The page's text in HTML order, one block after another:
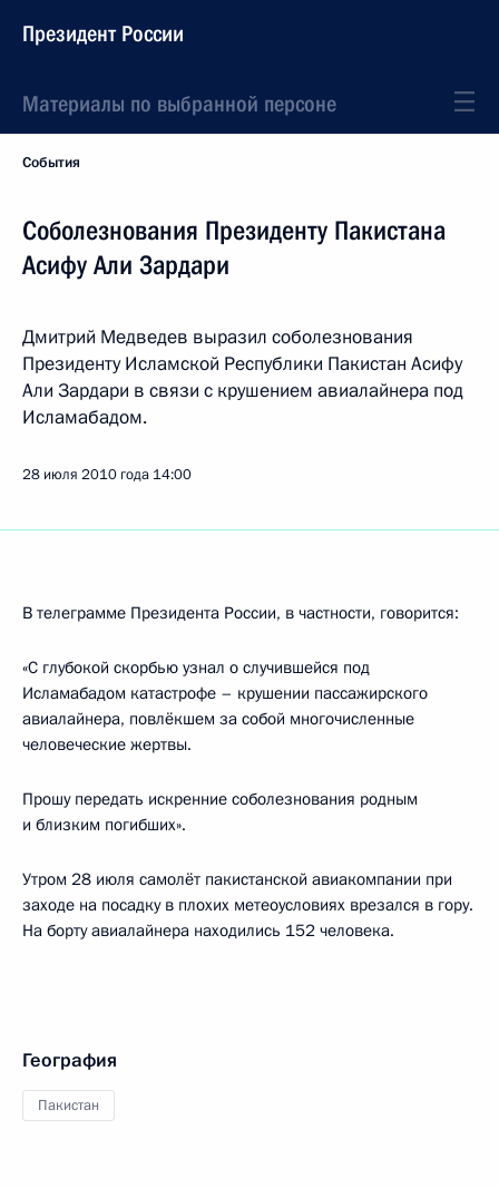
Президент России
Материалы по выбранной персоне
События
Соболезнования Президенту Пакистана
Асифу Али Зардари
Дмитрий Медведев выразил соболезнования
Президенту Исламской Республики Пакистан Асифу
Али Зардари в связи с крушением авиалайнера под
Исламабадом.
28 июля 2010 года 14:00
В телеграмме Президента России, в частности, говорится:
«С глубокой скорбью узнал о случившейся под
Исламабадом катастрофе – крушении пассажирского
авиалайнера, повлёкшем за собой многочисленные
человеческие жертвы.
Прошу передать искренние соболезнования родным
и близким погибших».
Утром 28 июля самолёт пакистанской авиакомпании при
заходе на посадку в плохих метеоусловиях врезался в гору.
На борту авиалайнера находились 152 человека.
География
Пакистан